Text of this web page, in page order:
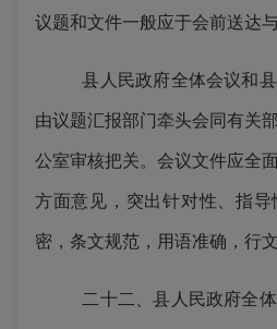
议题和文件一般应于会前送达与
县人民政府全体会议和
由议题汇报部门牵头会同有关
公室审核把关。会议文件应全
方面意见，突出针对性、指
密，条文规范，用语准确，行文
二十二、县人民政府全